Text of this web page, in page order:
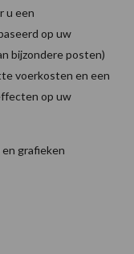
u een
op uw
bijzondere posten)
voerkosten en een
op uw
grafieken